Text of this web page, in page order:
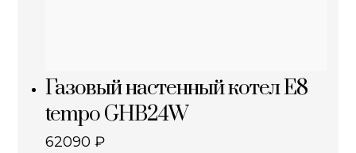
Газовый настенный котел E8
tempo GHB24W
62090₽